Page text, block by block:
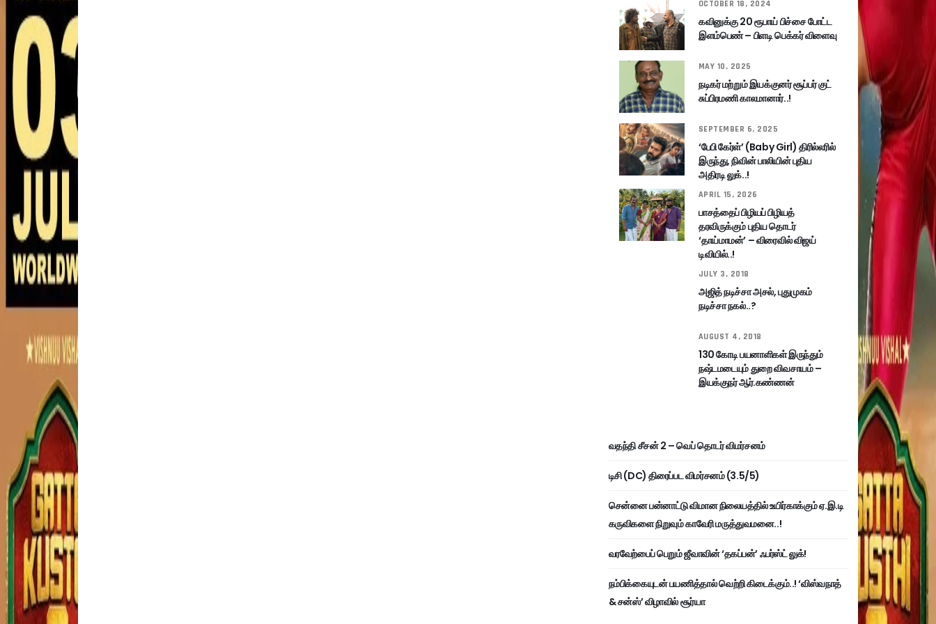
OCTOBER 18, 2024
கவினுக்கு 20 ரூபாய் பிச்சை போட்ட
இளம்பெண் – பிளடி பெக்கர் விளைவு
MAY 10, 2025
நடிகர் மற்றும் இயக்குனர் சூப்பர் குட்
சுப்பிரமணி காலமானார்..!
SEPTEMBER 6, 2025
‘பேபி கேர்ள்’ (Baby Girl) திரில்லரில்
இருந்து, நிவின் பாலியின் புதிய
அதிரடி லுக்..!
APRIL 15, 2026
பாசத்தைப் பிழியப் பிழியத்
தரவிருக்கும் புதிய தொடர்
‘தாய்மாமன்’ – விரைவில் விஜய்
டிவியில்..!
JULY 3, 2018
அஜித் நடிச்சா அசல், புதுமுகம்
நடிச்சா நகல்..?
AUGUST 4, 2018
130 கோடி பயனாளிகள் இருந்தும்
நஷ்டமடையும் துறை விவசாயம் –
இயக்குநர் ஆர்.கண்ணன்
வதந்தி சீசன் 2 – வெப் தொடர் விமர்சனம்
டிசி (DC) திரைப்பட விமர்சனம் (3.5/5)
சென்னை பன்னாட்டு விமான நிலையத்தில் உயிர்காக்கும் ஏ.இ.டி
கருவிகளை நிறுவும் காவேரி மருத்துவமனை..!
வரவேற்பைப் பெறும் ஜீவாவின் ‘தகப்பன்’ ஃபர்ஸ்ட் லுக்!
நம்பிக்கையுடன் பயணித்தால் வெற்றி கிடைக்கும்..! ‘விஸ்வநாத்
& சன்ஸ்’ விழாவில் சூர்யா